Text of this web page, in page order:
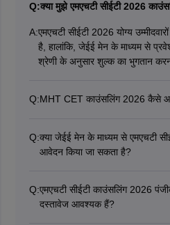
Q:क्या मुझे एमएचटी सीईटी 2026
A:एमएचटी सीईटी 2026 योग्य
है, हालांकि, जेईई मेन के माध्यम से प्रवेश
श्रेणी के अनुसार शुल्क का भुगतान
Q:MHT CET काउंसलिंग 2026 कैसे
विकल्प भरना, सीटों का आवंटन आदि
Q:क्या जेईई मेन के माध्यम से एमएचटी
आवेदन किया जा सकता है?
Q:एमएचटी सीईटी काउंसलिंग 2026
दस्तावेज आवश्यक हैं?